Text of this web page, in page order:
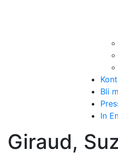
Bli
In
Giraud,